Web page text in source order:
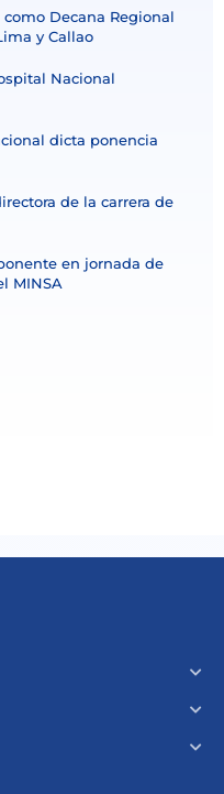
Decana Regional
y Callao
Nacional
dicta ponencia
de la carrera de
en jornada de
MINSA